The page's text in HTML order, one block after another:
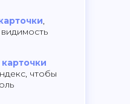
чтобы
,